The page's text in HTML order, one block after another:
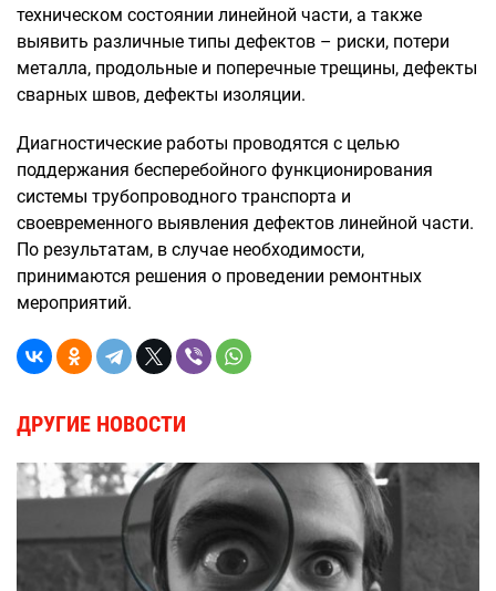
техническом состоянии линейной части, а также
выявить различные типы дефектов – риски, потери
металла, продольные и поперечные трещины, дефекты
сварных швов, дефекты изоляции.
Диагностические работы проводятся с целью
поддержания бесперебойного функционирования
системы трубопроводного транспорта и
своевременного выявления дефектов линейной части.
По результатам, в случае необходимости,
принимаются решения о проведении ремонтных
мероприятий.
ДРУГИЕ НОВОСТИ